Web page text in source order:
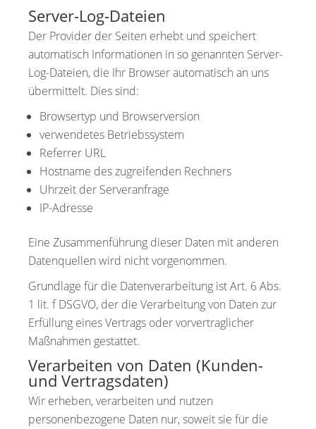
Server-Log-Dateien
Der Provider der Seiten erhebt und speichert
automatisch Informationen in so genannten Server-
Log-Dateien, die Ihr Browser automatisch an uns
übermittelt. Dies sind:
Browsertyp und Browserversion
verwendetes Betriebssystem
Referrer URL
Hostname des zugreifenden Rechners
Uhrzeit der Serveranfrage
IP-Adresse
Eine Zusammenführung dieser Daten mit anderen
Datenquellen wird nicht vorgenommen.
Grundlage für die Datenverarbeitung ist Art. 6 Abs.
1 lit. f DSGVO, der die Verarbeitung von Daten zur
Erfüllung eines Vertrags oder vorvertraglicher
Maßnahmen gestattet.
Verarbeiten von Daten (Kunden-
und Vertragsdaten)
Wir erheben, verarbeiten und nutzen
personenbezogene Daten nur, soweit sie für die